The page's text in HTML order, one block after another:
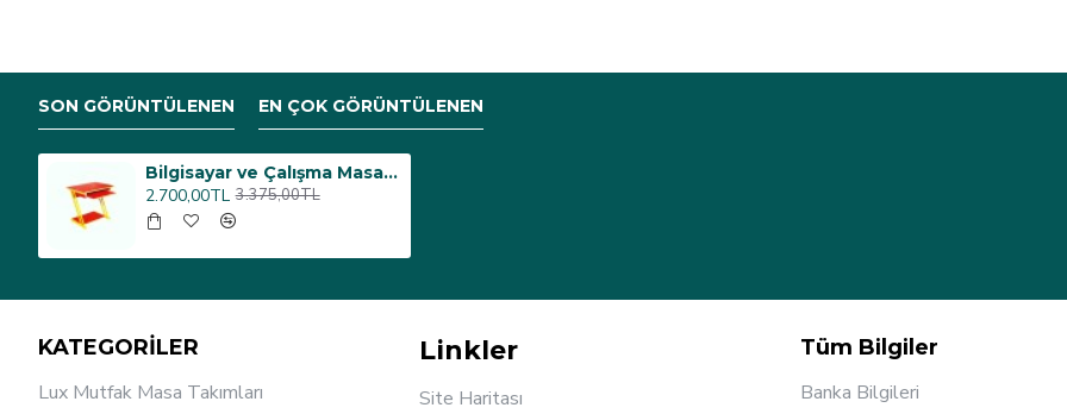
SON GÖRÜNTÜLENEN EN ÇOK GÖRÜNTÜLENEN
Bilgisayar ve Çalışma Masası (Fanatik) Z Profilli 6113 - Sarı Kırmızı (Masa Lambası Hediyelı)
2.700,00TL 3.375,00TL
KATEGORİLER
Lux Mutfak Masa Takımları
Linkler
Site Haritası
Tüm Bilgiler
Banka Bilgileri